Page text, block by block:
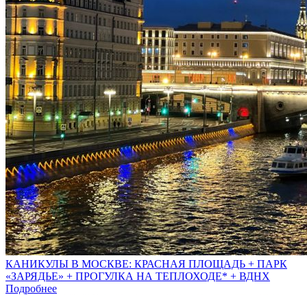
КАНИКУЛЫ В МОСКВЕ: КРАСНАЯ ПЛОЩАДЬ + ПАРК
«ЗАРЯДЬЕ» + ПРОГУЛКА НА ТЕПЛОХОДЕ* + ВДНХ
Подробнее